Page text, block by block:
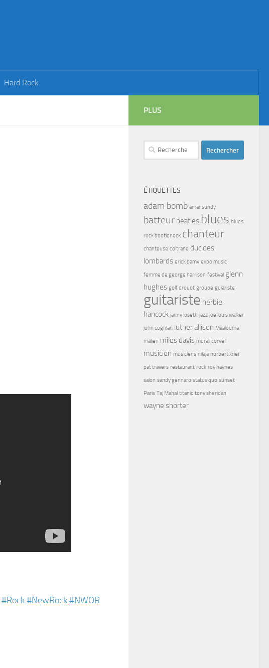
Hard Rock
#Rock#NewRock#NWOR
PLUS
Rechercher :
ÉTIQUETTES
adam bomb amar sundy
batteur beatles blues blues
rock bootleneck chanteur
chanteuse coltrane duc des
lombards erick bamy expo music
femme de george harrison festival glenn
hughes golf drouot groupe guiariste
guitariste herbie
hancock janny loseth jazz joe louis walker
john coghlan luther allison Maalouma
malien miles davis murali coryell
musicien musiciens nilaja norbert krief
pat travers restaurant rock roy haynes
salon sandy gennaro status quo sunset
Paris Taj Mahal titanic tony sheridan
wayne shorter